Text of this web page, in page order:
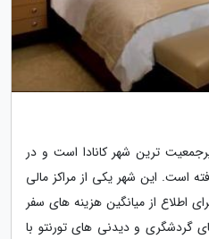
پرجمعیت ترین شهر کانادا است و در
است. این شهر یکی از مراکز مالی
اطلاع از میانگین هزینه های سفر
گردشگری و دیدنی های تورنتو با